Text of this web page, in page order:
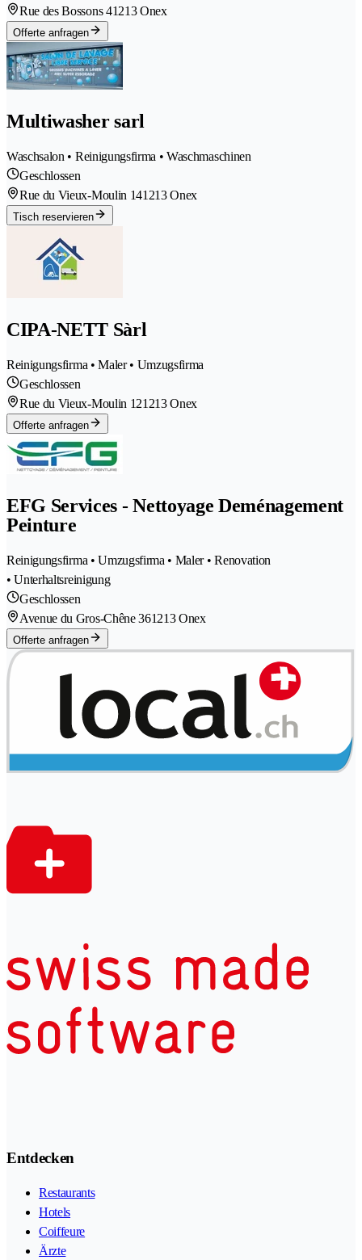
Rue des Bossons 41213 Onex
Offerte anfragen
Multiwasher sarl
Waschsalon • Reinigungsfirma • Waschmaschinen
Geschlossen
Rue du Vieux-Moulin 141213 Onex
Tisch reservieren
CIPA-NETT Sàrl
Reinigungsfirma • Maler • Umzugsfirma
Geschlossen
Rue du Vieux-Moulin 121213 Onex
Offerte anfragen
EFG Services - Nettoyage Deménagement
Peinture
Reinigungsfirma • Umzugsfirma • Maler • Renovation
• Unterhaltsreinigung
Geschlossen
Avenue du Gros-Chêne 361213 Onex
Offerte anfragen
Entdecken
Restaurants
Hotels
Coiffeure
Ärzte